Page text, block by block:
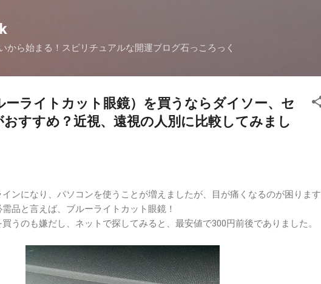
から始まる！スピリチュアルな開運ブログ石っころっく
ーライトカット眼鏡）を買うならダイソー、セ
おすすめ？近視、遠視の人別に比較してみまし
ンになり、パソコンを使うことが増えましたが、目が痛くなるのが困ります
品と言えば、ブルーライトカット眼鏡！
うのも嫌だし、ネットで探してみると、最安値で300円前後でありました。